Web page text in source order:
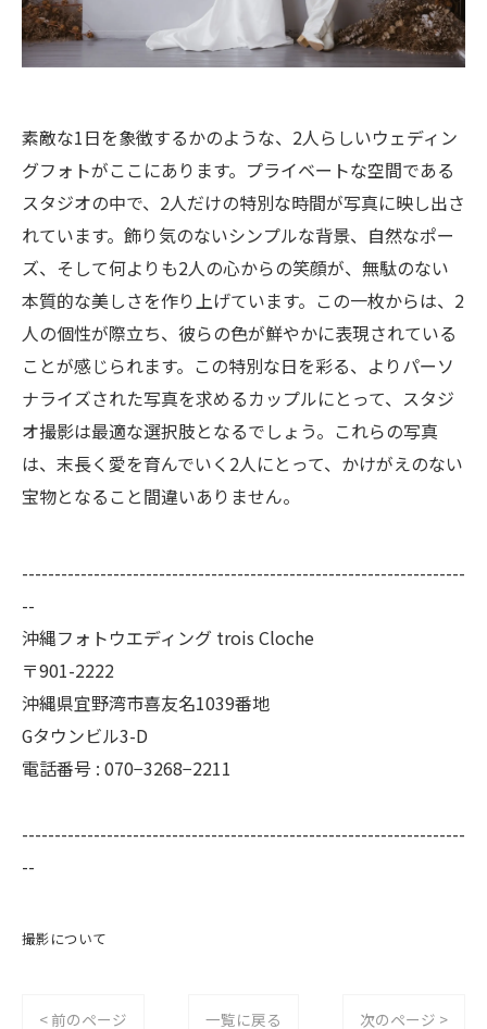
素敵な1日を象徴するかのような、2人らしいウェディン
グフォトがここにあります。プライベートな空間である
スタジオの中で、2人だけの特別な時間が写真に映し出さ
れています。飾り気のないシンプルな背景、自然なポー
ズ、そして何よりも2人の心からの笑顔が、無駄のない
本質的な美しさを作り上げています。この一枚からは、2
人の個性が際立ち、彼らの色が鮮やかに表現されている
ことが感じられます。この特別な日を彩る、よりパーソ
ナライズされた写真を求めるカップルにとって、スタジ
オ撮影は最適な選択肢となるでしょう。これらの写真
は、末長く愛を育んでいく2人にとって、かけがえのない
宝物となること間違いありません。
--------------------------------------------------------------------
--
沖縄フォトウエディング trois Cloche
〒901-2222
沖縄県宜野湾市喜友名1039番地
Gタウンビル3-D
電話番号 : 070−3268−2211
--------------------------------------------------------------------
--
撮影について
< 前のページ 一覧に戻る 次のページ >